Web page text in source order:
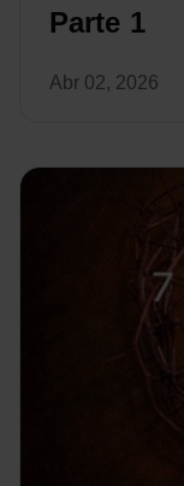
Parte 1
Abr 02, 2026